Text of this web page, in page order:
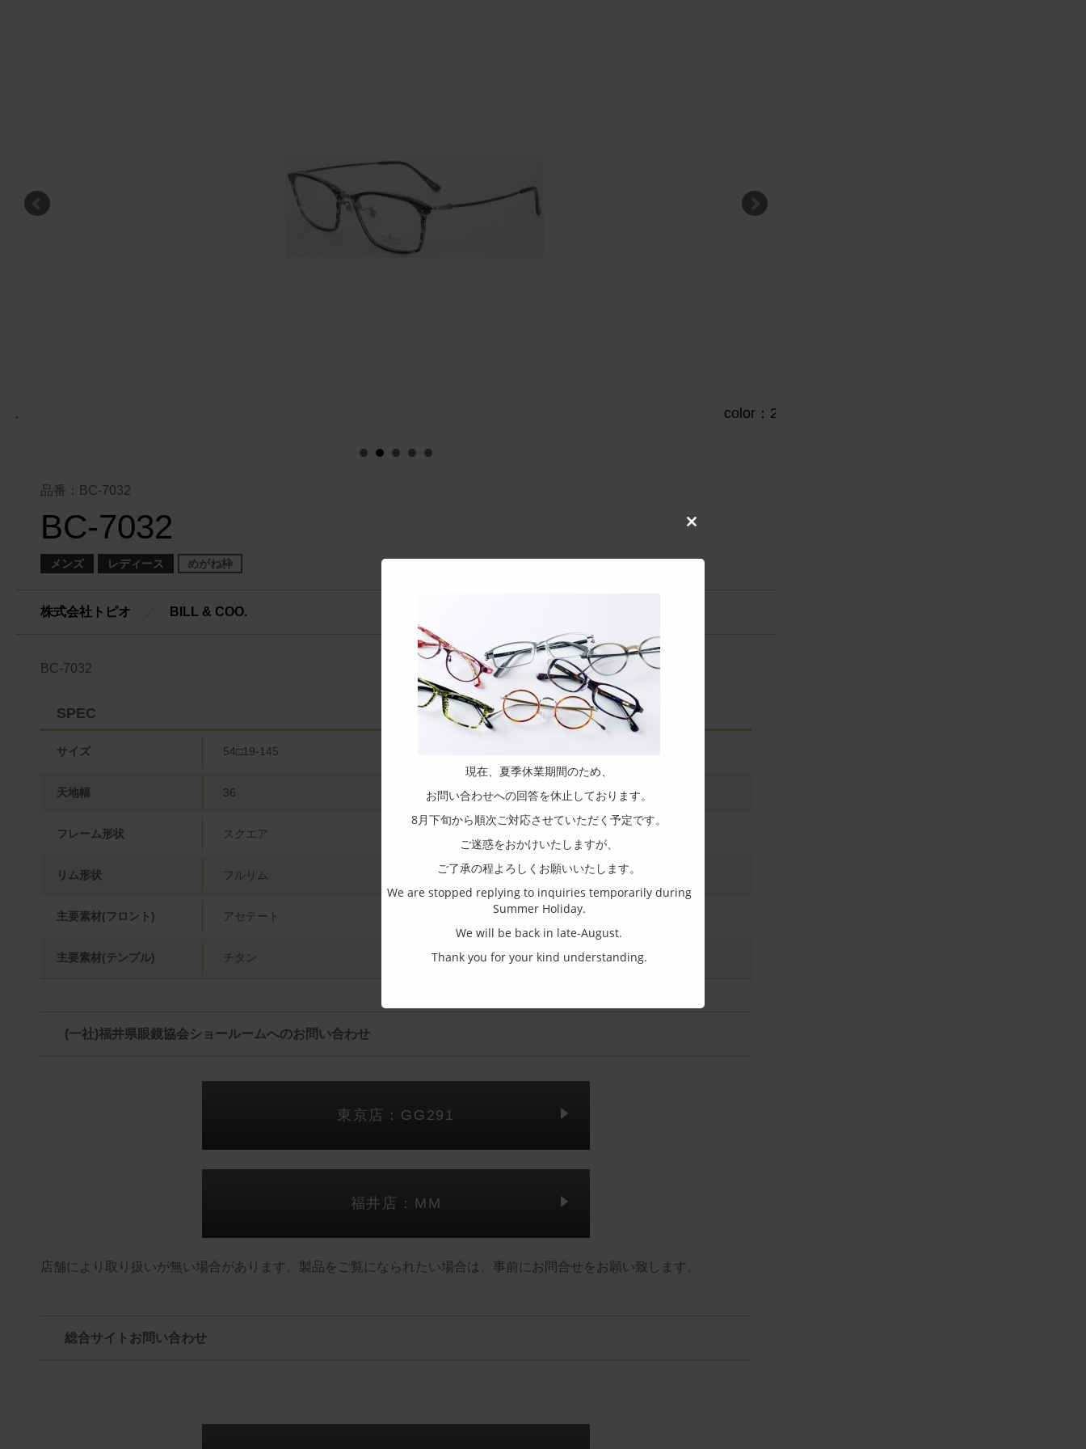
color：2
品番：BC-7032
BC-7032
メンズ レディース めがね枠
株式会社トピオ BILL & COO.
BC-7032
SPEC
サイズ 54□19-145
天地幅 36
フレーム形状 スクエア
リム形状 フルリム
主要素材(フロント) アセテート
主要素材(テンプル) チタン
(一社)福井県眼鏡協会ショールームへのお問い合わせ
東京店：GG291
福井店：MM
店舗により取り扱いが無い場合があります。製品をご覧になられたい場合は、事前にお問合せをお願い致します。
総合サイトお問い合わせ
module
現在、夏季休業期間のため、
お問い合わせへの回答を休止しております。
8月下旬から順次ご対応させていただく予定です。
ご迷惑をおかけいたしますが、
ご了承の程よろしくお願いいたします。
We are stopped replying to inquiries temporarily during
Summer Holiday.
We will be back in late-August.
Thank you for your kind understanding.